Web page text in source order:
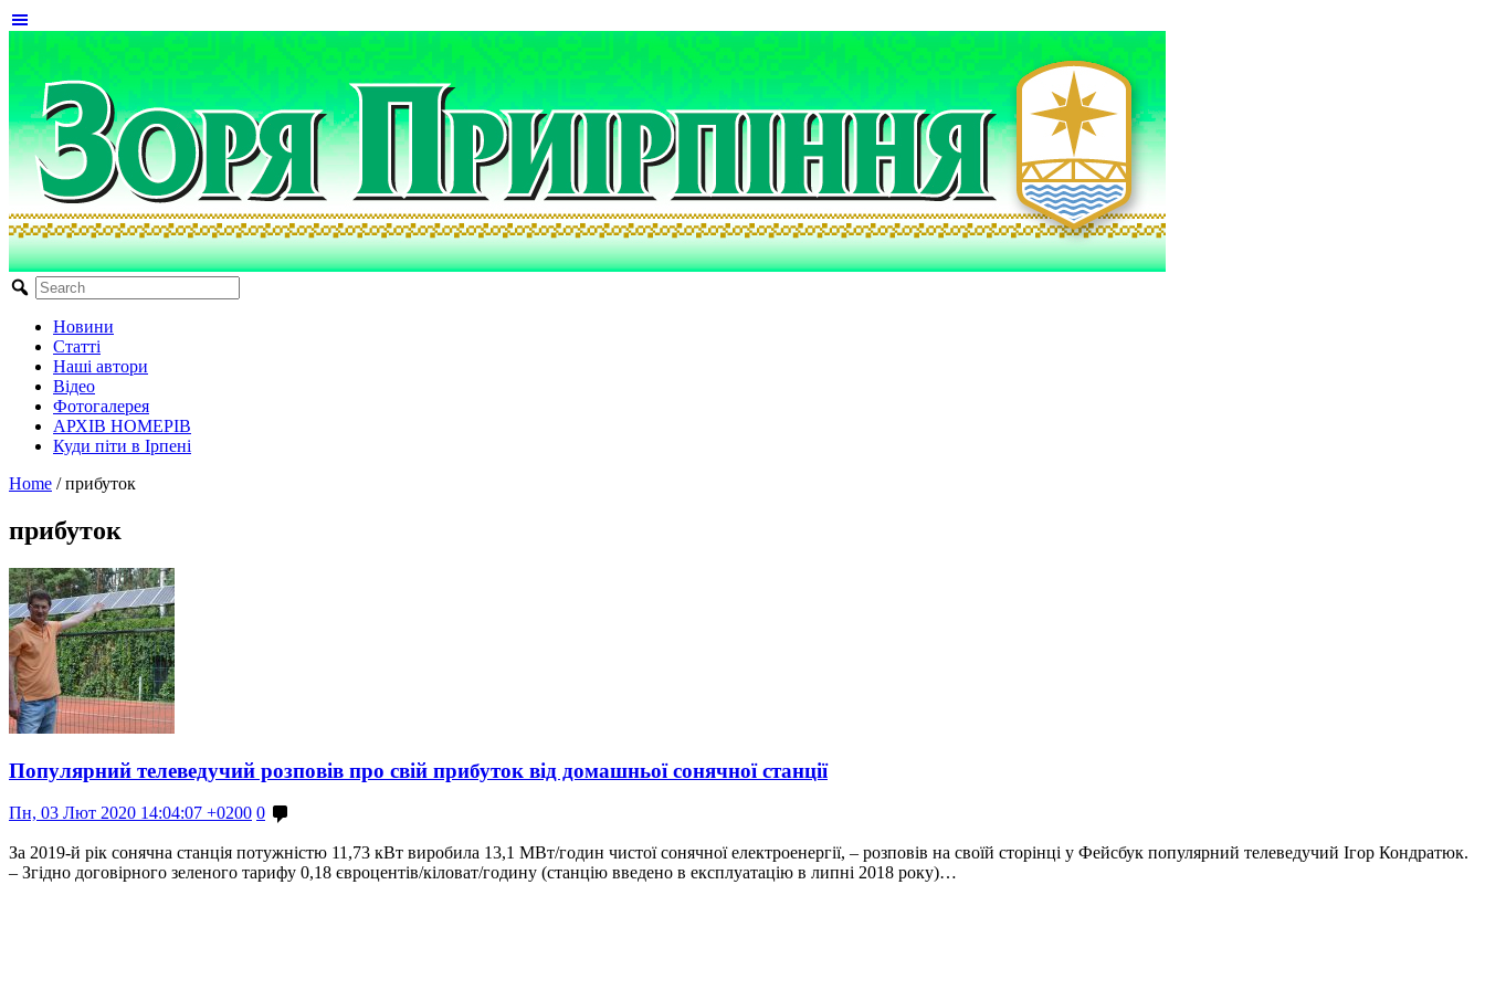
Новини
Статті
Наші автори
Відео
Фотогалерея
АРХІВ НОМЕРІВ
Куди піти в Ірпені
Home / прибуток
прибуток
Популярний телеведучий розповів про свій прибуток від домашньої сонячної станції
Пн, 03 Лют 2020 14:04:07 +0200 0
За 2019-й рік сонячна станція потужністю 11,73 кВт виробила 13,1 МВт/годин чистої сонячної електроенергії, – розповів на своїй сторінці у Фейсбук популярний телеведучий Ігор Кондратюк.
– Згідно договірного зеленого тарифу 0,18 євроцентів/кіловат/годину (станцію введено в експлуатацію в липні 2018 року)…